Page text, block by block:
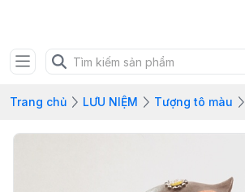
Trang chủ LƯU NIỆM Tượng tô màu